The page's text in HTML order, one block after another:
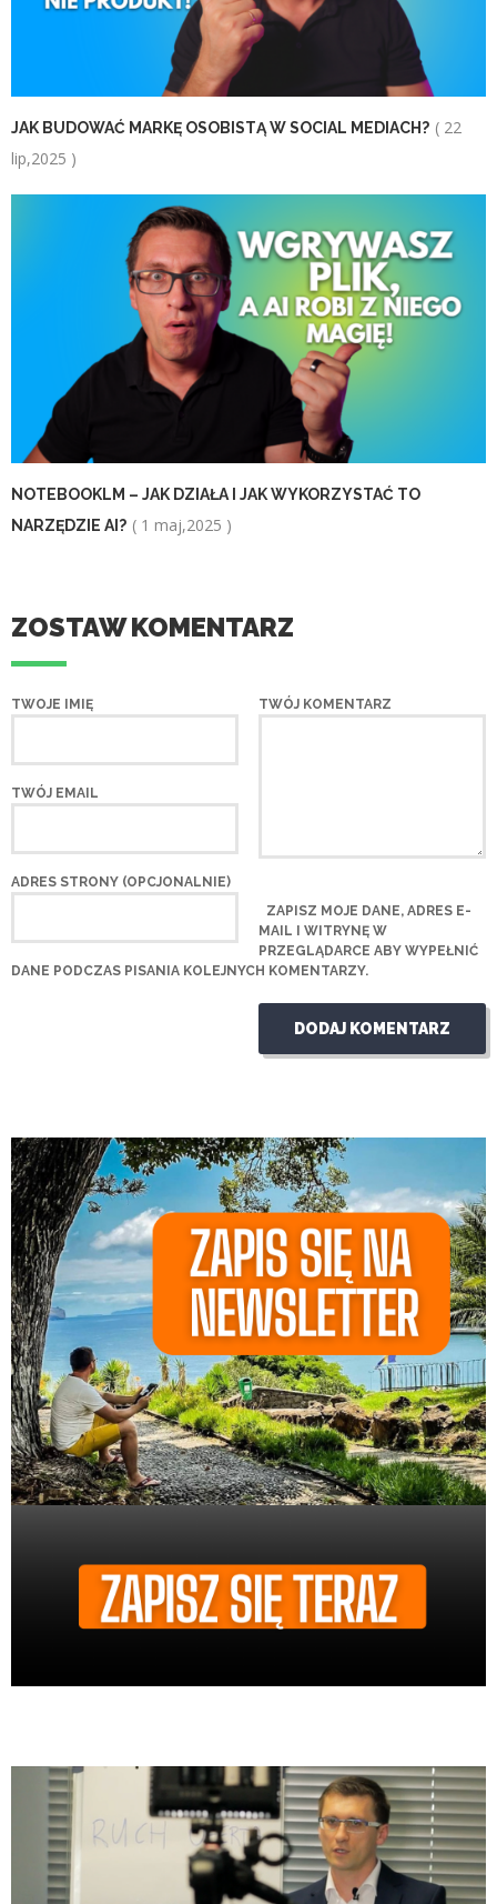
JAK BUDOWAĆ MARKĘ OSOBISTĄ W SOCIAL MEDIACH? ( 22
lip,2025 )
NOTEBOOKLM – JAK DZIAŁA I JAK WYKORZYSTAĆ TO
NARZĘDZIE AI? ( 1 maj,2025 )
ZOSTAW KOMENTARZ
TWÓJ KOMENTARZ
TWOJE IMIĘ
TWÓJ EMAIL
ADRES STRONY (OPCJONALNIE)
ZAPISZ MOJE DANE, ADRES E-
MAIL I WITRYNĘ W
PRZEGLĄDARCE ABY WYPEŁNIĆ
DANE PODCZAS PISANIA KOLEJNYCH KOMENTARZY.